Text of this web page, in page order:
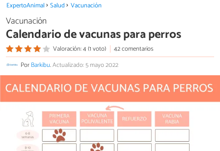
ExpertoAnimal Salud Vacunación
Vacunación
Calendario de vacunas para perros
Valoración: 4 (1 voto)
42 comentarios
PorBarkibu.Actualizado: 5 mayo 2022